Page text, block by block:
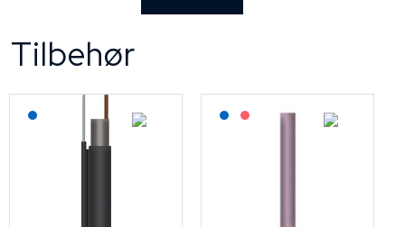
Tilbehør
Lagerført: NEK Kabel Lagerført: NEK Kabel
På forespørsel